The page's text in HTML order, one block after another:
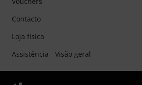
Contacto
Loja física
Assistência - Visão geral